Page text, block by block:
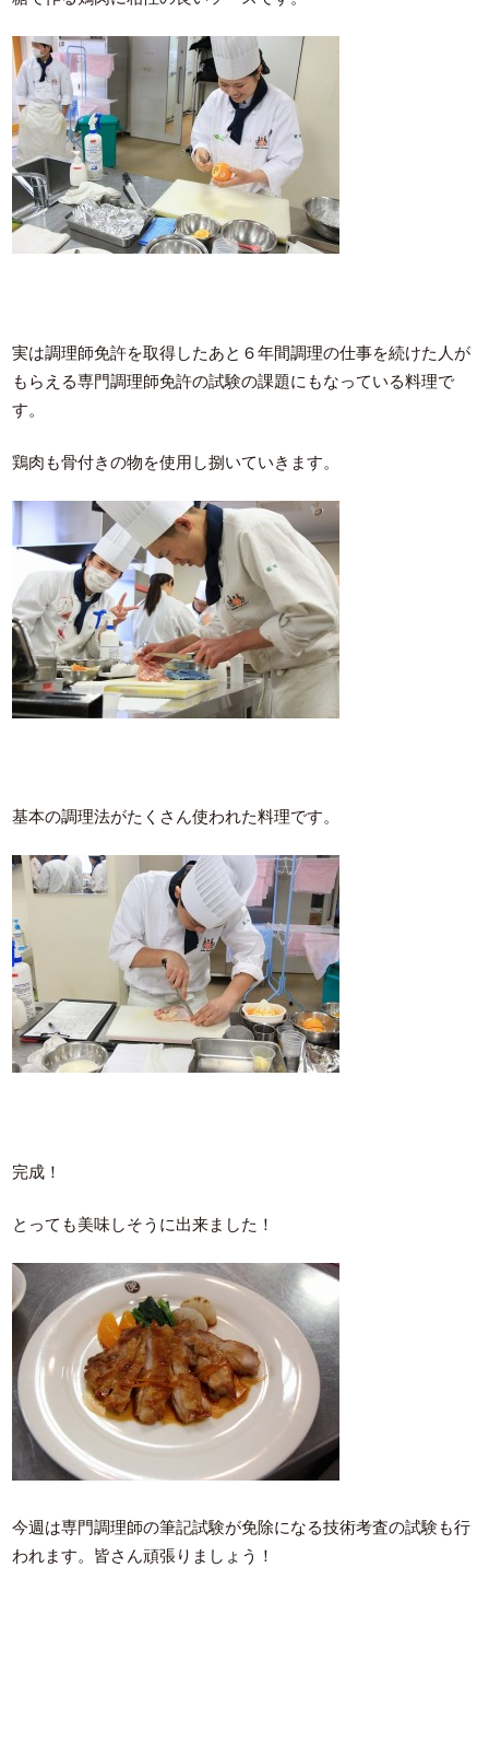
実は調理師免許を取得したあと６年間調理の仕事を続けた人が
もらえる専門調理師免許の試験の課題にもなっている料理で
す。
鶏肉も骨付きの物を使用し捌いていきます。
基本の調理法がたくさん使われた料理です。
完成！
とっても美味しそうに出来ました！
今週は専門調理師の筆記試験が免除になる技術考査の試験も行
われます。皆さん頑張りましょう！